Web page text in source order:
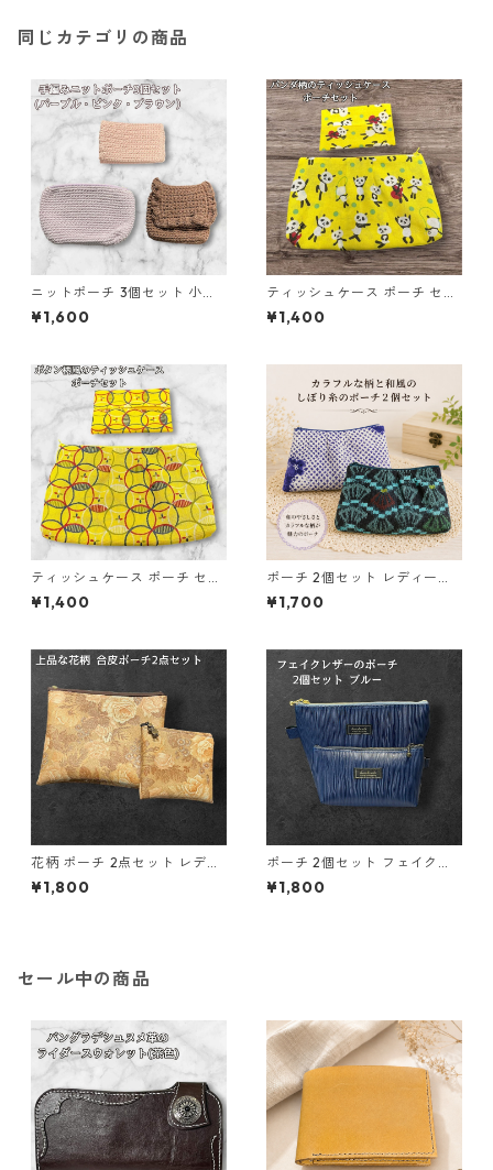
同じカテゴリの商品
ニットポーチ 3個セット 小物
入れ n55 化粧ポーチ ハンドメ
イド ギフト
¥1,600
ティッシュケース ポーチ セッ
ト パンダ柄 o28 小物入れ ハ
ンドメイド 化粧ポーチ
¥1,400
ティッシュケース ポーチ セッ
ト ボタン柄 o29 小物入れ ハ
ンドメイド 化粧ポーチ
¥1,400
ポーチ 2個セット レディース
和柄 o35 小物入れ ハンドメイ
ド ギフト 化粧ポーチ
¥1,700
花柄 ポーチ 2点セット レディ
ース 化粧ポーチ o41 合皮 小物
入れ ハンドメイド ギフト
¥1,800
ポーチ 2個セット フェイクレ
ザー ブルー 大小セット o44
小物入れ ハンドメイド 化粧ポ
¥1,800
セール中の商品